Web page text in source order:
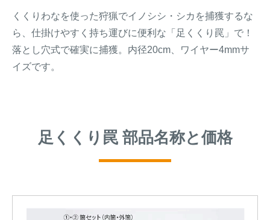
くくりわなを使った狩猟でイノシシ・シカを捕獲するな
ら、仕掛けやすく持ち運びに便利な「足くくり罠」で！
落とし穴式で確実に捕獲。内径20cm、ワイヤー4mmサ
イズです。
足くくり罠 部品名称と価格